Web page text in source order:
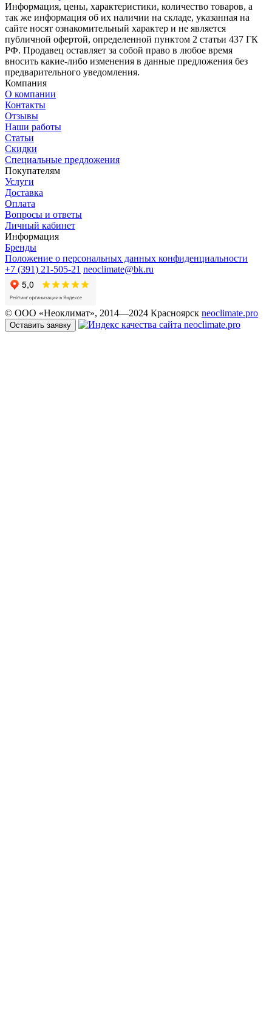
Информация, цены, характеристики, количество товаров, а
так же информация об их наличии на складе, указанная на
сайте носят ознакомительный характер и не является
публичной офертой, определенной пунктом 2 статьи 437 ГК
РФ. Продавец оставляет за собой право в любое время
вносить какие-либо изменения в данные предложения без
предварительного уведомления.
Компания
О компании
Контакты
Отзывы
Наши работы
Статьи
Скидки
Специальные предложения
Покупателям
Услуги
Доставка
Оплата
Вопросы и ответы
Личный кабинет
Информация
Бренды
Положение о персональных данных конфиденциальности
+7 (391) 21-505-21 neoclimate@bk.ru
© ООО «Неоклимат», 2014—2024 Красноярск neoclimate.pro
Оставить заявку